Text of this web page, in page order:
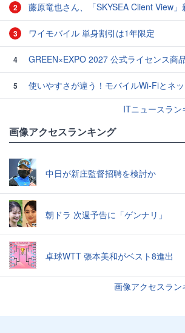
2 藤原竜也さん、「SKYSEA Client View」新CMで「AI労務改善」をアピール 働き方をAIが
3 ワイモバイル 単身割引は1年限定
4 GREEN×EXPO 2027 公式ライセンス商品！初の「トゥンクトゥンク
5
使いやすさが違う！モバイルWi-Fiとネット
ITニュースラン
画像アクセスランキング
中日が新庄監督招聘を検討か
朝ドラ 次週予告に「ゲンナリ」
卓球WTT 張本美和がベスト8進出
画像アクセスラン